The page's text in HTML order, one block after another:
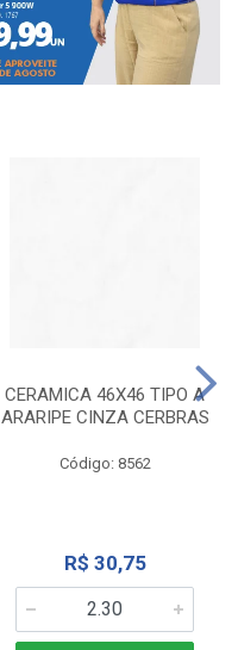
CERAMICA 46X46 TIPO A
ARARIPE CINZA CERBRAS
Código: 8562
R$ 30,75